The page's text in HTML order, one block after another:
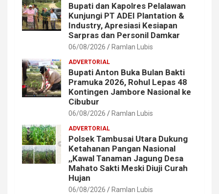
Bupati dan Kapolres Pelalawan
Kunjungi PT ADEI Plantation &
Industry, Apresiasi Kesiapan
Sarpras dan Personil Damkar
06/08/2026 Ramlan Lubis
ADVERTORIAL
Bupati Anton Buka Bulan Bakti
Pramuka 2026, Rohul Lepas 48
Kontingen Jambore Nasional ke
Cibubur
06/08/2026 Ramlan Lubis
ADVERTORIAL
Polsek Tambusai Utara Dukung
Ketahanan Pangan Nasional
,,Kawal Tanaman Jagung Desa
Mahato Sakti Meski Diuji Curah
Hujan
06/08/2026 Ramlan Lubis